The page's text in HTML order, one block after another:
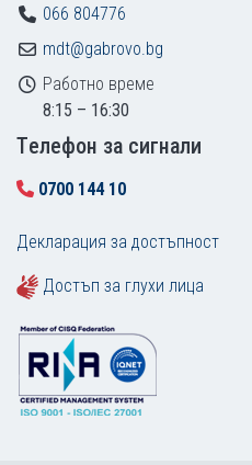
066 804776
mdt@gabrovo.bg
Работно време
8:15 – 16:30
Tелефон за сигнали
0700 144 10
Декларация за достъпност
Достъп за глухи лица